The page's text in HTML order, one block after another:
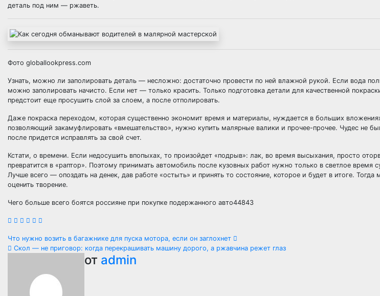
деталь под ним — ржаветь.
Фото globallookpress.com
Узнать, можно ли заполировать деталь — несложно: достаточно провести по ней влажной рукой. Если вода
можно заполировать начисто. Если нет — только красить. Только подготовка детали для качественной
предстоит еще просушить слой за слоем, а после отполировать.
Даже покраска переходом, которая существенно экономит время и материалы, нуждается в больших
позволяющий закамуфлировать «вмешательство», нужно купить малярные валики и прочее-прочее. Чудес не
после придется исправлять за свой счет.
Кстати, о времени. Если недосушить впопыхах, то произойдет «подрыв»: лак, во время высыхания, просто
превратится в «раптор». Поэтому принимать автомобиль после кузовных работ нужно только в светлое время
Лучше всего — опоздать на денек, дав работе «остыть» и принять то состояние, которое и будет в итоге.
оценить творение.
Чего больше всего боятся россияне при покупке подержанного авто44843
Навигация
записям
Что нужно возить в багажнике для пуска мотора, если он заглохнет
Скол — не приговор: когда перекрашивать машину дорого, а ржавчина режет глаз
от admin